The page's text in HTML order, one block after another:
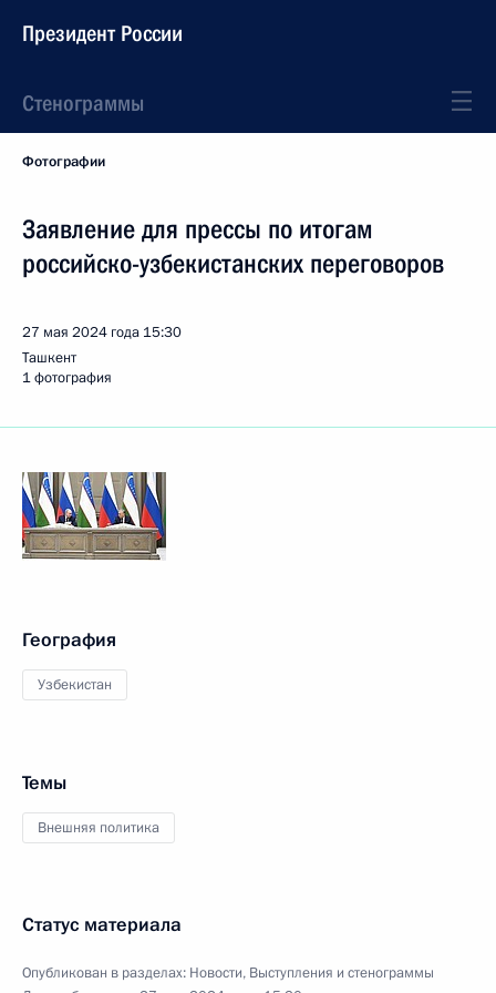
Президент России
Стенограммы
Фотографии
Заявление для прессы по итогам
российско-узбекистанских переговоров
27 мая 2024 года 15:30
Ташкент
1 фотография
География
Узбекистан
Темы
Внешняя политика
Статус материала
Опубликован в разделах: Новости, Выступления и стенограммы